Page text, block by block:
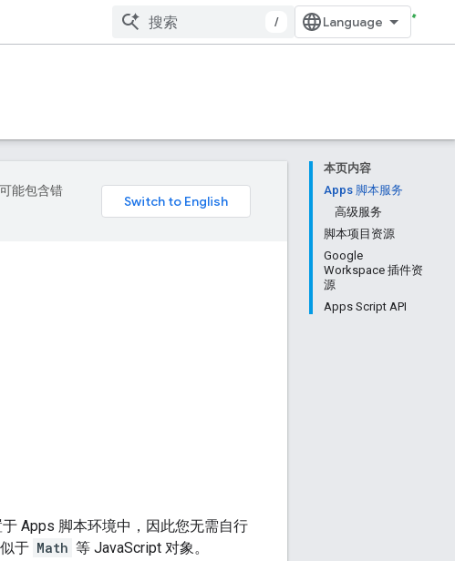
/
本页内容
Apps 脚本服务
高级服务
脚本项目资源
Google
Workspace 插件资
源
Apps Script API
能包含错
Apps 脚本环境中，因此您无需自行
于 Math 等 JavaScript 对象。